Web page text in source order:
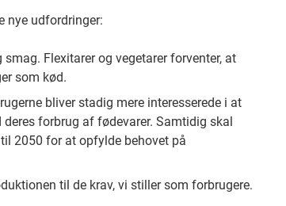
nye udfordringer:
Flexitarer og vegetarer forventer, at
som kød.
bliver stadig mere interesserede i at
forbrug af fødevarer. Samtidig skal
2050 for at opfylde behovet på
til de krav, vi stiller som forbrugere.